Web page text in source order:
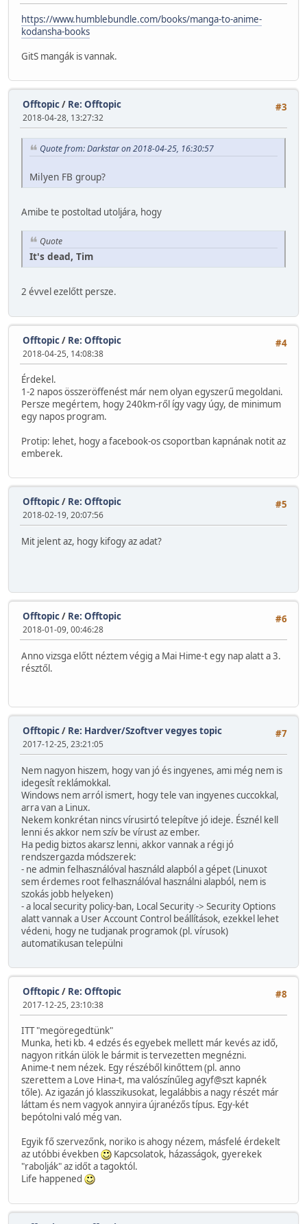
https://www.humblebundle.com/books/manga-to-anime-
kodansha-books
GitS mangák is vannak.
#3
Offtopic/ Re: Offtopic
2018-04-28, 13:27:32
Quote from: Darkstar on 2018-04-25, 16:30:57
Milyen FB group?
Amibe te postoltad utoljára, hogy
Quote
It's dead, Tim
2 évvel ezelőtt persze.
#4
Offtopic/ Re: Offtopic
2018-04-25, 14:08:38
Érdekel.
1-2 napos összeröffenést már nem olyan egyszerű megoldani.
Persze megértem, hogy 240km-ről így vagy úgy, de minimum
egy napos program.
Protip: lehet, hogy a facebook-os csoportban kapnának notit az
emberek.
#5
Offtopic/ Re: Offtopic
2018-02-19, 20:07:56
Mit jelent az, hogy kifogy az adat?
#6
Offtopic/ Re: Offtopic
2018-01-09, 00:46:28
Anno vizsga előtt néztem végig a Mai Hime-t egy nap alatt a 3.
résztől.
#7
Offtopic/ Re: Hardver/Szoftver vegyes topic
2017-12-25, 23:21:05
Nem nagyon hiszem, hogy van jó és ingyenes, ami még nem is
idegesít reklámokkal.
Windows nem arról ismert, hogy tele van ingyenes cuccokkal,
arra van a Linux.
Nekem konkrétan nincs vírusirtó telepítve jó ideje. Észnél kell
lenni és akkor nem szív be vírust az ember.
Ha pedig biztos akarsz lenni, akkor vannak a régi jó
rendszergazda módszerek:
- ne admin felhasználóval használd alapból a gépet (Linuxot
sem érdemes root felhasználóval használni alapból, nem is
szokás jobb helyeken)
- a local security policy-ban, Local Security -> Security Options
alatt vannak a User Account Control beállítások, ezekkel lehet
védeni, hogy ne tudjanak programok (pl. vírusok)
automatikusan települni
#8
Offtopic/ Re: Offtopic
2017-12-25, 23:10:38
ITT "megöregedtünk"
Munka, heti kb. 4 edzés és egyebek mellett már kevés az idő,
nagyon ritkán ülök le bármit is tervezetten megnézni.
Anime-t nem nézek. Egy részéből kinőttem (pl. anno
szerettem a Love Hina-t, ma valószínűleg agyf@szt kapnék
tőle). Az igazán jó klasszikusokat, legalábbis a nagy részét már
láttam és nem vagyok annyira újranézős típus. Egy-két
bepótolni való még van.
Egyik fő szervezőnk, noriko is ahogy nézem, másfelé érdekelt
az utóbbi években
Kapcsolatok, házasságok, gyerekek
"rabolják" az időt a tagoktól.
Life happened